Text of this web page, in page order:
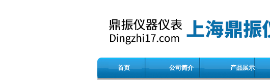
首页 公司简介 产品展示